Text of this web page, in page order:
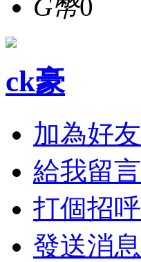
G幣0
ck豪
加為好友
給我留言
打個招呼
發送消息